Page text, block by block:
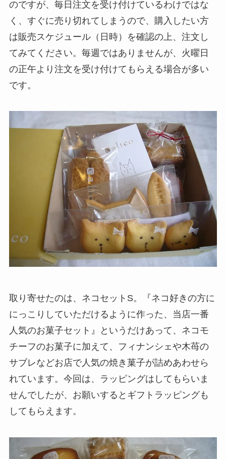
のですが、毎日注文を受け付けているわけではな
く、すぐに売り切れてしまうので、購入したい方
は販売スケジュール（日時）を確認の上、注文し
てみてください。毎週ではありませんが、火曜日
の正午より注文を受け付けてもらえる場合が多い
です。
取り寄せたのは、ネコセットS。『ネコ好きの方に
にっこりしていただけるように作った、当店一番
人気のお菓子セット』というだけあって、ネコモ
チーフのお菓子に加えて、フィナンシェや木苺の
サブレなどお店で人気の焼き菓子が詰めあわせら
れています。今回は、ラッピングはしてもらいま
せんでしたが、お願いするとギフトラッピングも
してもらえます。